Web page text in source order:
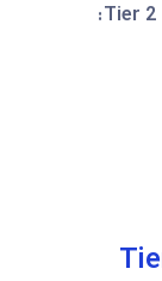
Tier 2
: